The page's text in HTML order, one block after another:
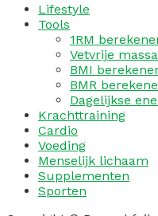
Lifestyle
Tools
1RM
Vetvrije
BMI
BMR
Dagelijkse
Krachttraining
Cardio
Voeding
Menselijk lichaam
Supplementen
Sporten